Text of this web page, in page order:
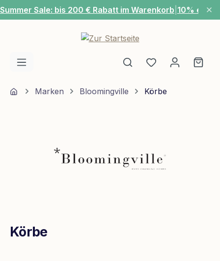
Zum Hauptinhalt springen
Summer Sale: bis 200 € Rabatt im Warenkorb 10% extra
Du hast 0
HomeMarken Bloomingville Körbe
Körbe